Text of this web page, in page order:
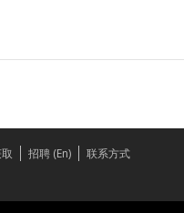
招聘 (En)
联系方式